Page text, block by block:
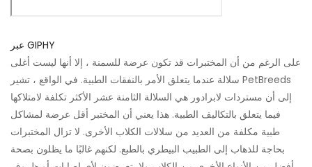
عبر GIPHY
على الرغم من أن المختبرات قد تكون عرضة للسمنة ، إلا أنها ليست أغلى
سلالة عندما يتعلق الأمر بالنفقات الطبية. في الواقع ، تشير PetBreeds
إلى أن مستردات لابرادور هي السلالة الثامنة عشر الأكثر تكلفة لامتلاكها
فيما يتعلق بالتكاليف الطبية. هذا يعني أن المختبر أقل عرضة لمشاكل
طبية مكلفة من العديد من سلالات الكلاب الأخرى. لا تزال المختبرات
بحاجة للذهاب إلى الطبيب البيطري بالطبع. لكنهم غالبًا ما يظلون بصحة